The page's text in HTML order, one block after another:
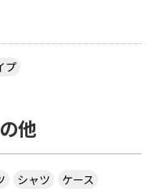
プ
他
シャツ ケース